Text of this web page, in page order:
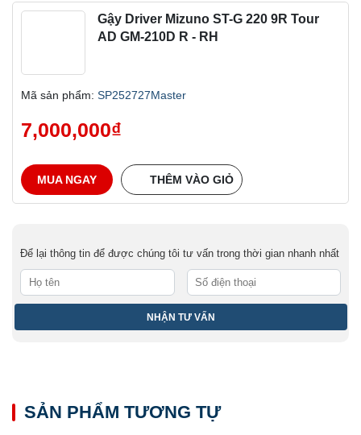
Gậy Driver Mizuno ST-G 220 9R Tour
AD GM-210D R - RH
Mã sản phẩm: SP252727Master
7,000,000₫
MUA NGAY THÊM VÀO GIỎ
Để lại thông tin để được chúng tôi tư vấn trong thời gian nhanh nhất
SẢN PHẨM TƯƠNG TỰ